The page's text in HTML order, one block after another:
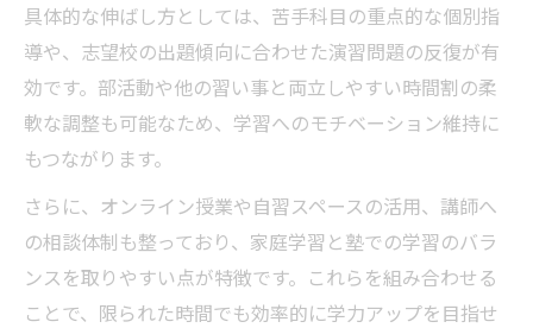
塾選びで重視すべき私立入試対応力の見極
め方
塾の学力診断サポートが家庭に与える安心
感
ク法
塾の個別指導や集団授業の比較ポイント
塾の体験授業や資料請求の活用術を紹介
具体的な伸ばし方としては、苦手科目の重点的な個別指
導や、志望校の出題傾向に合わせた演習問題の反復が有
効です。部活動や他の習い事と両立しやすい時間割の柔
軟な調整も可能なため、学習へのモチベーション維持に
もつながります。
さらに、オンライン授業や自習スペースの活用、講師へ
の相談体制も整っており、家庭学習と塾での学習のバラ
ンスを取りやすい点が特徴です。これらを組み合わせる
ことで、限られた時間でも効率的に学力アップを目指せ